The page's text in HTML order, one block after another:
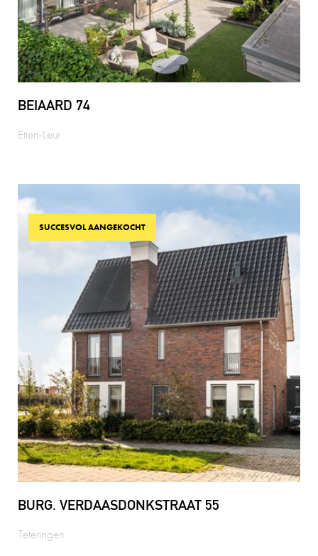
BEIAARD 74
Etten-Leur
SUCCESVOL AANGEKOCHT
BURG. VERDAASDONKSTRAAT 55
Teteringen